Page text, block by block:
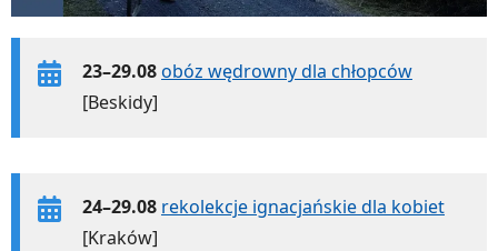
23–29.08obóz wędrowny dla chłopców
[Beskidy]
24–29.08 rekolekcje ignacjańskie dla kobiet
[Kraków]